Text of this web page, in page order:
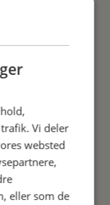
Vi deler
websted
eller som de